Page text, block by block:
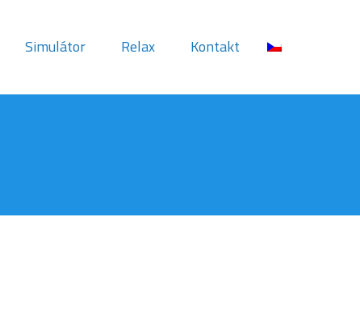
Simulátor Relax Kontakt